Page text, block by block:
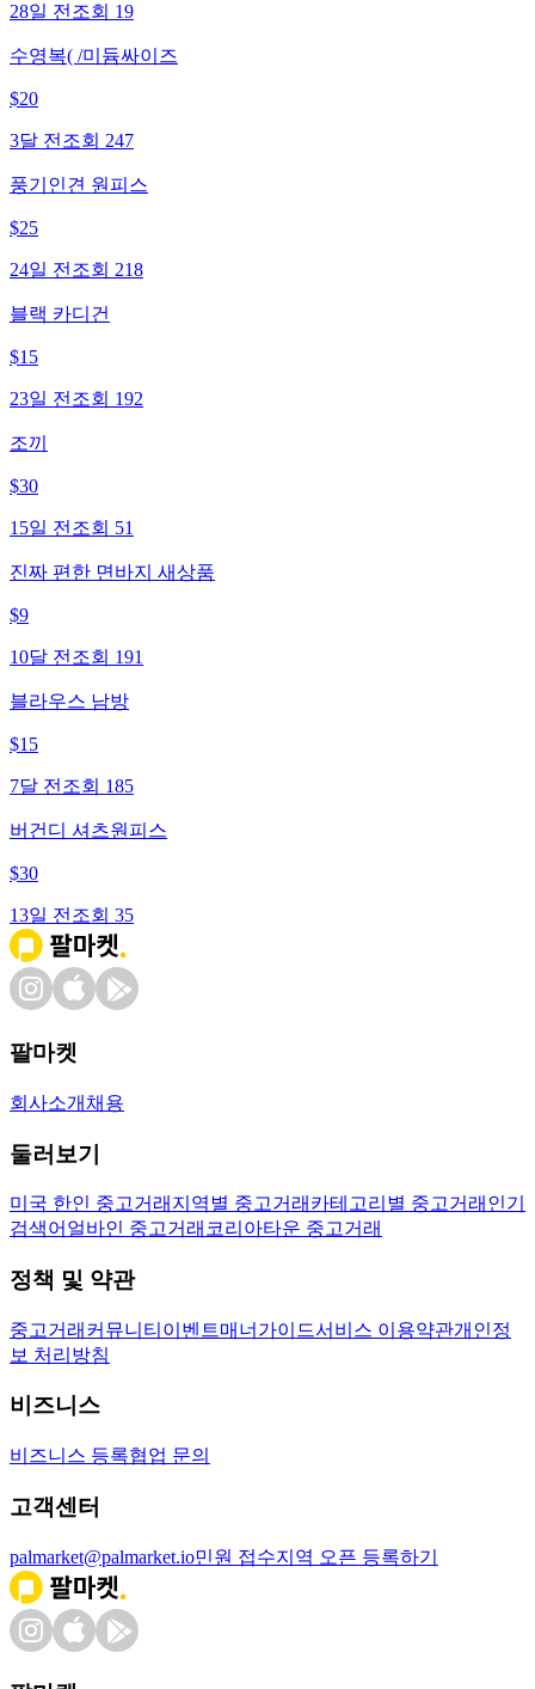
28일 전 조회 19
수영복( /미듐싸이즈
$20
3달 전 조회 247
풍기인견 원피스
$25
24일 전 조회 218
블랙 카디건
$15
23일 전 조회 192
조끼
$30
15일 전 조회 51
진짜 편한 면바지 새상품
$9
10달 전 조회 191
블라우스 남방
$15
7달 전 조회 185
버건디 셔츠원피스
$30
13일 전 조회 35
팔마켓
회사소개 채용
둘러보기
미국 한인 중고거래 지역별 중고거래 카테고리별 중고거래 인기
검색어 얼바인 중고거래 코리아타운 중고거래
정책 및 약관
중고거래 커뮤니티 이벤트매너가이드서비스 이용약관개인정
보 처리방침
비즈니스
비즈니스 등록협업 문의
고객센터
palmarket@palmarket.io민원 접수지역 오픈 등록하기